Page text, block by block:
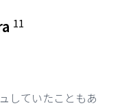
11
していたこともあ